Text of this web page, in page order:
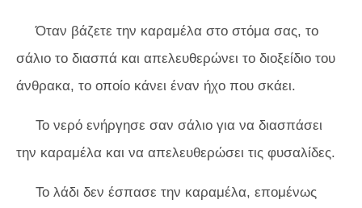
Όταν βάζετε την καραμέλα στο στόμα σας, το
σάλιο το διασπά και απελευθερώνει το διοξείδιο του
άνθρακα, το οποίο κάνει έναν ήχο που σκάει.
Το νερό ενήργησε σαν σάλιο για να διασπάσει
την καραμέλα και να απελευθερώσει τις φυσαλίδες.
Το λάδι δεν έσπασε την καραμέλα, επομένως